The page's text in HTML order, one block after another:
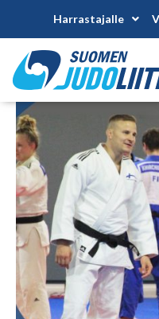
Harrastajalle